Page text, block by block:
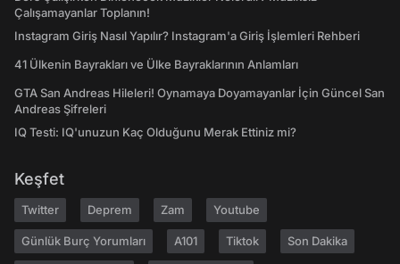
Çalışamayanlar Toplanın!
Instagram Giriş Nasıl Yapılır? Instagram'a Giriş İşlemleri Rehberi
41 Ülkenin Bayrakları ve Ülke Bayraklarının Anlamları
GTA San Andreas Hileleri! Oynamaya Doyamayanlar İçin Güncel San
Andreas Şifreleri
IQ Testi: IQ'unuzun Kaç Olduğunu Merak Ettiniz mi?
Keşfet
Twitter Deprem Zam Youtube
Günlük Burç Yorumları A101 Tiktok Son Dakika